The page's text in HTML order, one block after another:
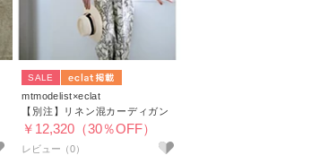
SALE
mtmodelist×eclat
【別注】リネン混カーディガン
￥12,320（30％OFF）